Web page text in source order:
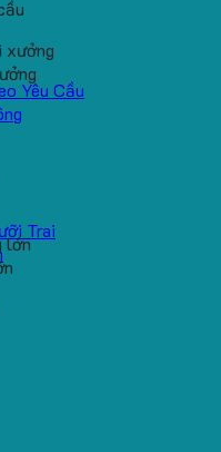
Yêu Cầu
Trai